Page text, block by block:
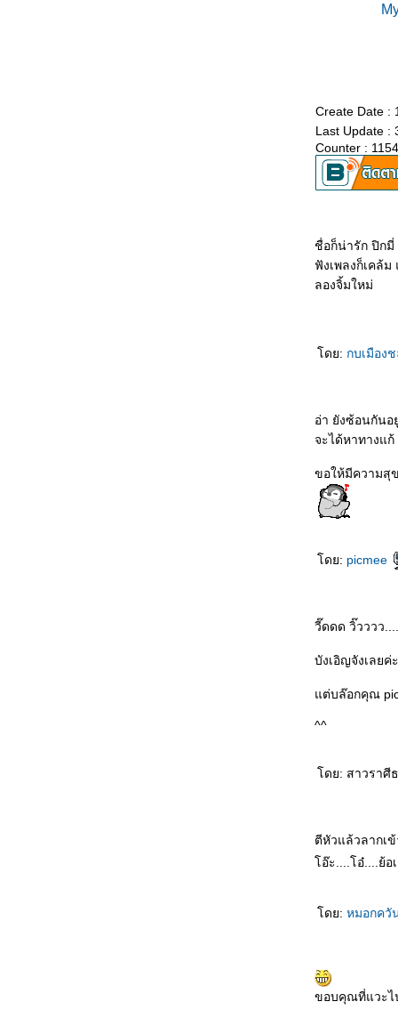
Create Date :
Last Update :
Counter :
ชื่อก็น่ารัก ปิกมี่
ฟังเพลงก็เคล้
ลองจิ้มใหม่
ดย: กบเมือง
อ่า ยังซ้อนกันอ
จะได้หาทางแก้
ขอให้มีความสุ
ดย: picmee
วี๊ดดด วิ๊วววว....
บังเอิญจังเลยค่
ต่บล๊อกคุณ
^^
ดย: สาวราศี
ตีหัวแล้วลากเข้
อ๊ะ....โอ๋....ย้อเ
ดย: หมอกควั
ขอบคุณที่แวะไ